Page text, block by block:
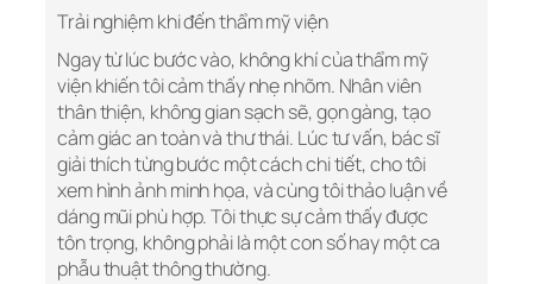
Trải nghiệm khi đến thẩm mỹ viện
Ngay từ lúc bước vào, không khí của thẩm mỹ
viện khiến tôi cảm thấy nhẹ nhõm. Nhân viên
thân thiện, không gian sạch sẽ, gọn gàng, tạo
cảm giác an toàn và thư thái. Lúc tư vấn, bác sĩ
giải thích từng bước một cách chi tiết, cho tôi
xem hình ảnh minh họa, và cùng tôi thảo luận về
dáng mũi phù hợp. Tôi thực sự cảm thấy được
tôn trọng, không phải là một con số hay một ca
phẫu thuật thông thường.